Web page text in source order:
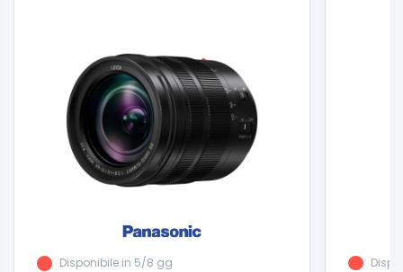
Disponibile in 5/8 gg